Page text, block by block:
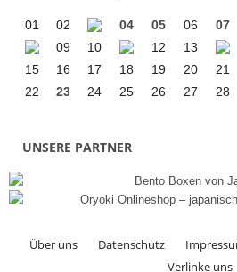
01 02 04 05 06
07
09
10 12
13
15
16 17 18 19 20
21
22
23 24 25 26 27 28
UNSERE PARTNER
Über uns Datenschutz
Verlinke uns